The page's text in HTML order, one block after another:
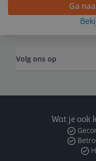
Ga
Volg ons op
Wat je ook